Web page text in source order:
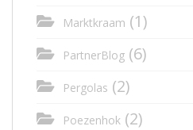
Marktkraam (1)
PartnerBlog (6)
Pergolas (2)
Poezenhok (2)